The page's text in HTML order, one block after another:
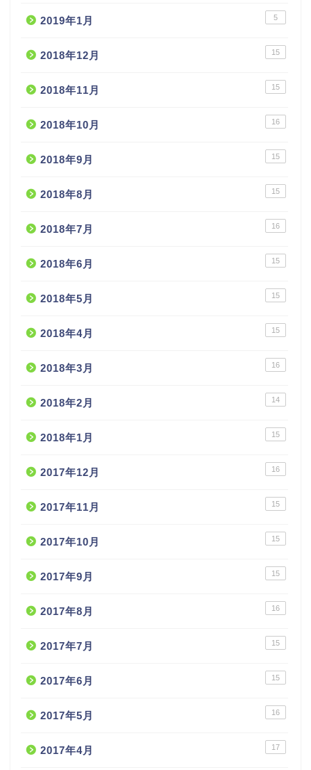
2019年1月 5
2018年12月 15
2018年11月 15
2018年10月 16
2018年9月 15
2018年8月 15
2018年7月 16
2018年6月 15
2018年5月 15
2018年4月 15
2018年3月 16
2018年2月 14
2018年1月 15
2017年12月 16
2017年11月 15
2017年10月 15
2017年9月 15
2017年8月 16
2017年7月 15
2017年6月 15
2017年5月 16
2017年4月 17